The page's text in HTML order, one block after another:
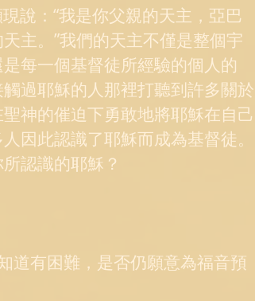
主。”我們的天主不僅是整個宇
每一個基督徒所經驗的個人的
過耶穌的人那裡打聽到許多關於
神的催迫下勇敢地將耶穌在自己
因此認識了耶穌而成為基督徒。
認識的耶穌？
道有困難，是否仍願意為福音預